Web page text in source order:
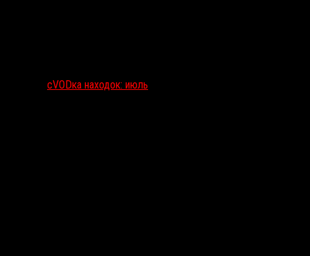
сVODка находок: июль